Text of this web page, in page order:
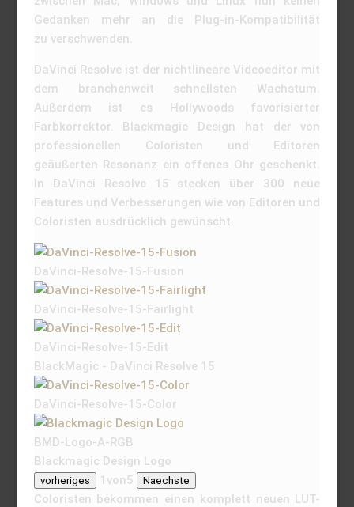
Gedanken mehr an die Plug-in-Kompatibilität
zu verschwenden.
DaVinci Resolve ist der nichtlineare Videoeditor mit
dem branchenweit schnellsten Wachstum.
Außerdem ist es Hollywoods favorisierter
Farbkorrektor. Blackmagic Design hat der von
professionellen Coloristen und Editoren
geäußerten Resonanz ein offenes Ohr geschenkt.
In DaVinci Resolve 15 stecken über 300 neue
Features und Verbesserungen wie von Editoren und
Coloristen ausdrücklich gewünscht.
DaVinci-Resolve-15-Fusion
DaVinci-Resolve-15-Fairlight
DaVinci-Resolve-15-Edit
BlackMagic - DaVinci Resolve 15
DaVinci-Resolve-15-Color
BMD-Logo-A-RGB
Blackmagic Design Logo
vorheriges 1 von5 Naechste
Coloristen bekommen einen komplett neuen LUT-